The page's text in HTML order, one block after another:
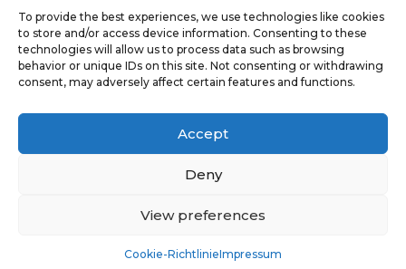
To provide the best experiences, we use technologies like cookies
to store and/or access device information. Consenting to these
technologies will allow us to process data such as browsing
behavior or unique IDs on this site. Not consenting or withdrawing
consent, may adversely affect certain features and functions.
Accept
Deny
View preferences
Cookie-RichtlinieImpressum
RECHTLICHES
Impressum
Datenschutzerklärung